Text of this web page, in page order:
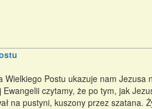
Wielkiego Postu ukazuje nam
czytamy, że po tym, jak
na pustyni, kuszony przez szatana.